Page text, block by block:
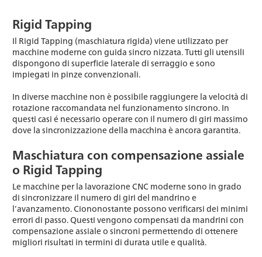
Rigid Tapping
Il Rigid Tapping (maschiatura rigida) viene utilizzato per
macchine moderne con guida sincro nizzata. Tutti gli utensili
dispongono di superficie laterale di serraggio e sono
impiegati in pinze convenzionali.
In diverse macchine non è possibile raggiungere la velocità di
rotazione raccomandata nel funzionamento sincrono. In
questi casi é necessario operare con il numero di giri massimo
dove la sincronizzazione della macchina è ancora garantita.
Maschiatura con compensazione assiale
o Rigid Tapping
Le macchine per la lavorazione CNC moderne sono in grado
di sincronizzare il numero di giri del mandrino e
l’avanzamento. Ciononostante possono verificarsi dei minimi
errori di passo. Questi vengono compensati da mandrini con
compensazione assiale o sincroni permettendo di ottenere
migliori risultati in termini di durata utile e qualità.